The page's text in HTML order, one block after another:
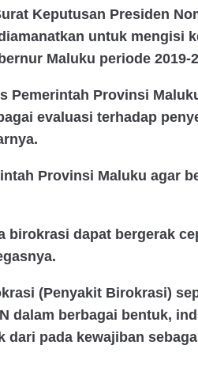
Keputusan Presiden
untuk mengisi
Maluku periode 2019-
Pemerintah Provinsi
evaluasi terhadap
Provinsi Maluku agar
dapat bergerak
(Penyakit Birokrasi)
berbagai bentuk,
pada kewajiban